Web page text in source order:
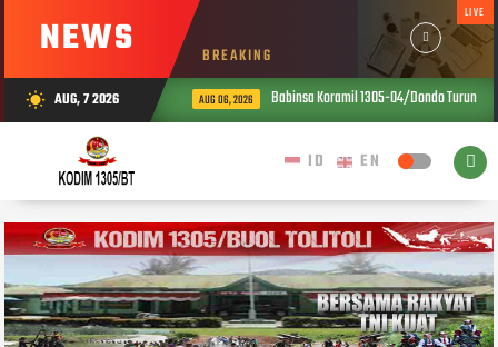
NEWS BREAKING
LIVE
wb_sunny AUG, 7 2026 AUG 06, 2026 Babinsa Koramil 1305-04/Dondo Turun